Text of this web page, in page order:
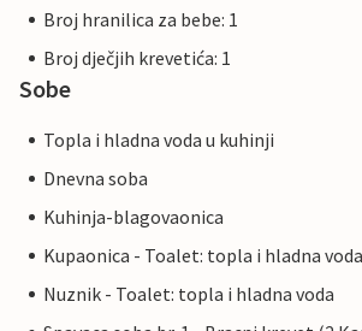
Broj hranilica za bebe: 1
Broj dječjih krevetića: 1
Sobe
Topla i hladna voda u kuhinji
Dnevna soba
Kuhinja-blagovaonica
Kupaonica - Toalet: topla i hladna
Nuznik - Toalet: topla i hladna voda